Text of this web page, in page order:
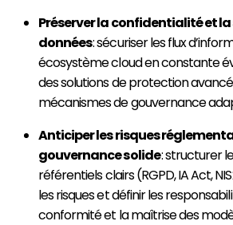
Préserver la confidentialité et
données: sécuriser les flux
écosystème cloud en constante
des solutions de protection
mécanismes de gouvernance
Anticiper les risques
gouvernance solide: structurer
référentiels clairs (RGPD, IA Act,
les risques et définir les
conformité et la maîtrise des